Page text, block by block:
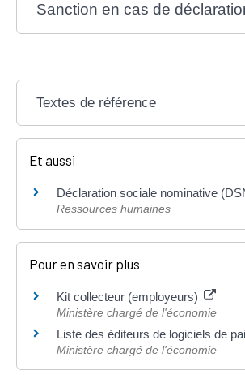
Sanction en cas de
Textes de référence
Et aussi
Déclaration sociale nominative
Ressources humaines
Pour en savoir plus
Kit collecteur (employeurs)
Ministère chargé de l'économie
Liste des éditeurs de logiciels de
Ministère chargé de l'économie